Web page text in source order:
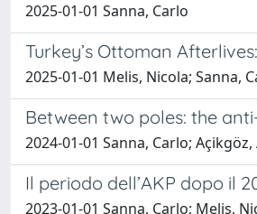
2025-01-01 Sanna, Carlo
Turkey’s Ottoman
2025-01-01 Melis, Nicola; Sanna,
Between two poles: the
2024-01-01 Sanna, Carlo; Açikgöz,
Il periodo dell’AKP dopo il
2023-01-01 Sanna, Carlo; Melis,